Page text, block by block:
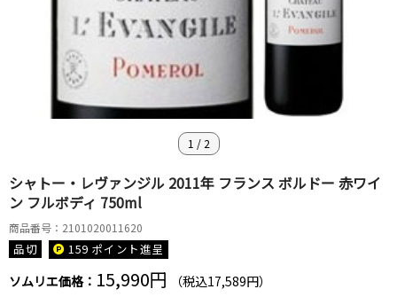
1 / 2
シャトー・レヴァンジル 2011年 フランス ボルドー 赤ワイ
ン フルボディ 750ml
商品番号：2101020011620
品切 159 ポイント進呈
ソムリエ価格： 15,990円 （税込17,589円）